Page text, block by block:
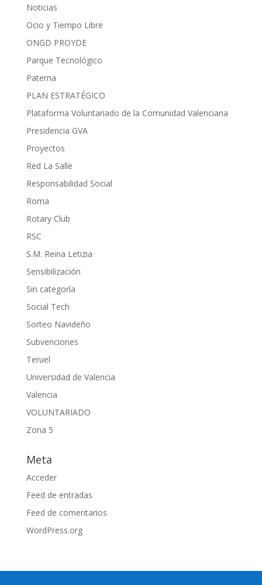
Noticias
Ocio y Tiempo Libre
ONGD PROYDE
Parque Tecnológico
Paterna
PLAN ESTRATÉGICO
Plataforma Voluntariado de la Comunidad Valenciana
Presidencia GVA
Proyectos
Red La Salle
Responsabilidad Social
Roma
Rotary Club
RSC
S.M. Reina Letizia
Sensibilización
Sin categoría
Social Tech
Sorteo Navideño
Subvenciones
Teruel
Universidad de Valencia
Valencia
VOLUNTARIADO
Zona 5
Meta
Acceder
Feed de entradas
Feed de comentarios
WordPress.org